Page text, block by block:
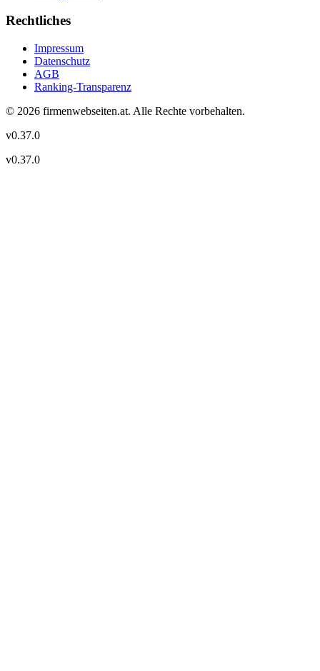
Rechtliches
Impressum
Datenschutz
AGB
Ranking-Transparenz
© 2026 firmenwebseiten.at. Alle Rechte vorbehalten.
v0.37.0
v0.37.0